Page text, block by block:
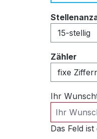
Zähler
Ihr
Das Feld